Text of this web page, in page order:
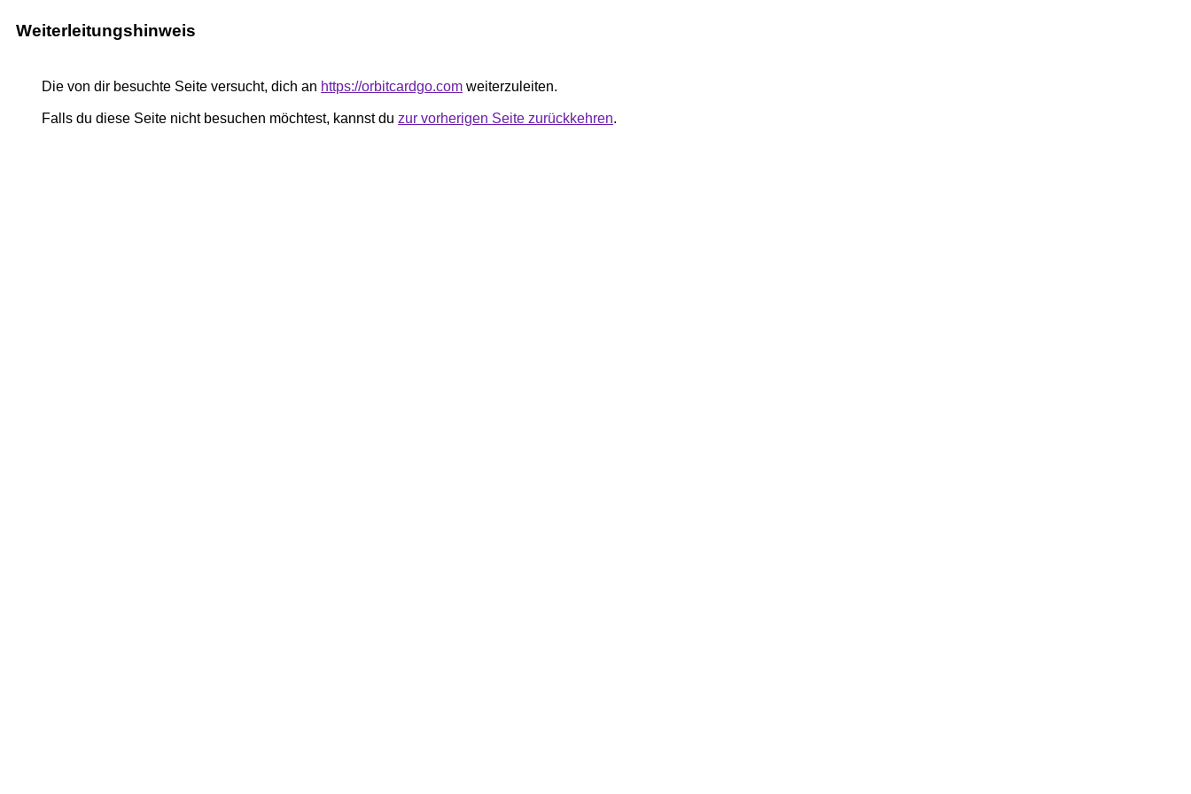
Weiterleitungshinweis
Die von dir besuchte Seite versucht, dich an https://orbitcardgo.com weiterzuleiten.
Falls du diese Seite nicht besuchen möchtest, kannst du zur vorherigen Seite zurückkehren.